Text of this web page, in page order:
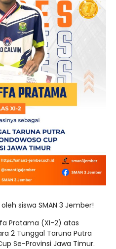
siswa SMAN 3 Jember!
Pratama (XI-2) atas
2 Tunggal Taruna Putra
Se-Provinsi Jawa Timur.